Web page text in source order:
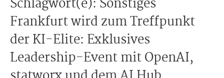
Schlagwort(e): Sonstiges
Frankfurt wird zum Treffpunkt
der KI-Elite: Exklusives
Leadership-Event mit OpenAI,